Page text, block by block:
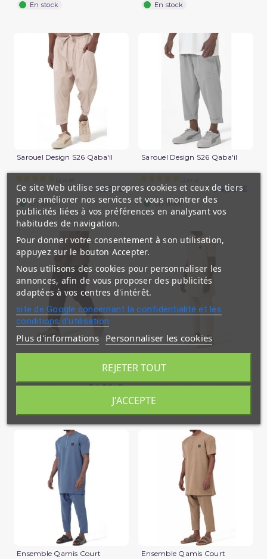
(2 avis)
En stock En stock
Sarouel Design S26 Qaba'il
34,90 €
En stock
Sarouel Design S26 Qaba'il
34,90 €
En stock
Sarouel Design S26 Qaba'il
34,90 €
Ensemble Qamis Court
Qabail Silent
39,90 €
Ensemble Qamis Court
Ensemble Qamis Court
Ce site Web utilise ses propres cookies et ceux de tiers
pour améliorer nos services et vous montrer des
publicités liées à vos préférences en analysant vos
habitudes de navigation.
Pour donner votre consentement à son utilisation,
appuyez sur le bouton Accepter.
Nous utilisons des cookies pour personnaliser les
annonces, afin de vous proposer des publicités
adaptées à vos centres d'intérêt.
site de Google concernant la confidentialité et les
conditions d'utilisation
Plus d'informations Personnaliser les cookies
REJETER TOUT
J'ACCEPTE